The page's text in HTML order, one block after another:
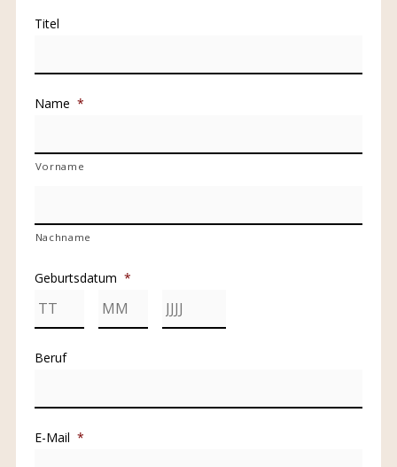
Titel
Name *
Vorname
Nachname
Geburtsdatum *
Beruf
E-Mail *